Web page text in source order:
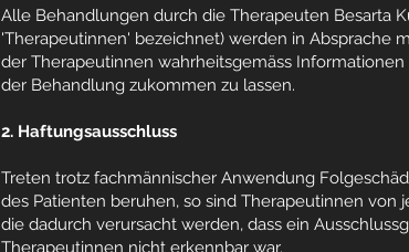
Alle Behandlungen durch die Therapeuten Besarta
'Therapeutinnen' bezeichnet) werden in Absprache
der Therapeutinnen wahrheitsgemäss
der Behandlung zukommen zu lassen.
2. Haftungsausschluss
Treten trotz fachmännischer Anwendung
des Patienten beruhen, so sind Therapeutinnen
die dadurch verursacht werden, dass ein
Therapeutinnen nicht erkennbar war.